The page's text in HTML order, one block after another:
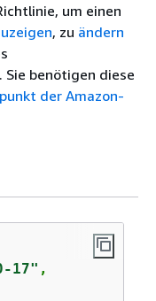
um einen
, zu ändern
benötigen diese
der Amazon-
17" ,